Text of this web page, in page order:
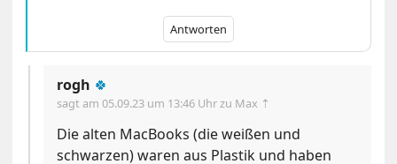
Antworten
rogh 🍀
sagt am05.09.23 um 13:46 Uhrzu Max ⇡
Die alten MacBooks (die weißen und
schwarzen) waren aus Plastik und haben